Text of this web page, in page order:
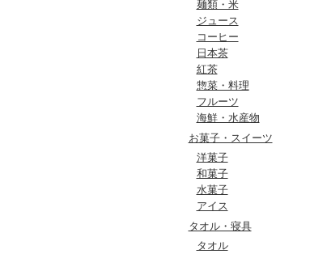
麺類・米
ジュース
コーヒー
日本茶
紅茶
惣菜・料理
フルーツ
海鮮・水産物
お菓子・スイーツ
洋菓子
和菓子
水菓子
アイス
タオル・寝具
タオル